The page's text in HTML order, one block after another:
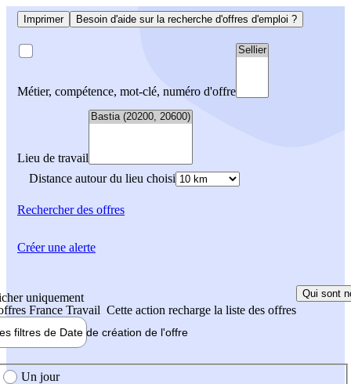
Imprimer Besoin d'aide sur la recherche d'offres d'emploi ?
Métier, compétence, mot-clé, numéro d'offre
Lieu de travail
Distance autour du lieu choisi
Rechercherdes offres
uniquement
France Travail Cette action recharge la liste des offres
Qui sont
filtres de Date de création de l'offre
création de l'offre
Un jour
Créer une alerte